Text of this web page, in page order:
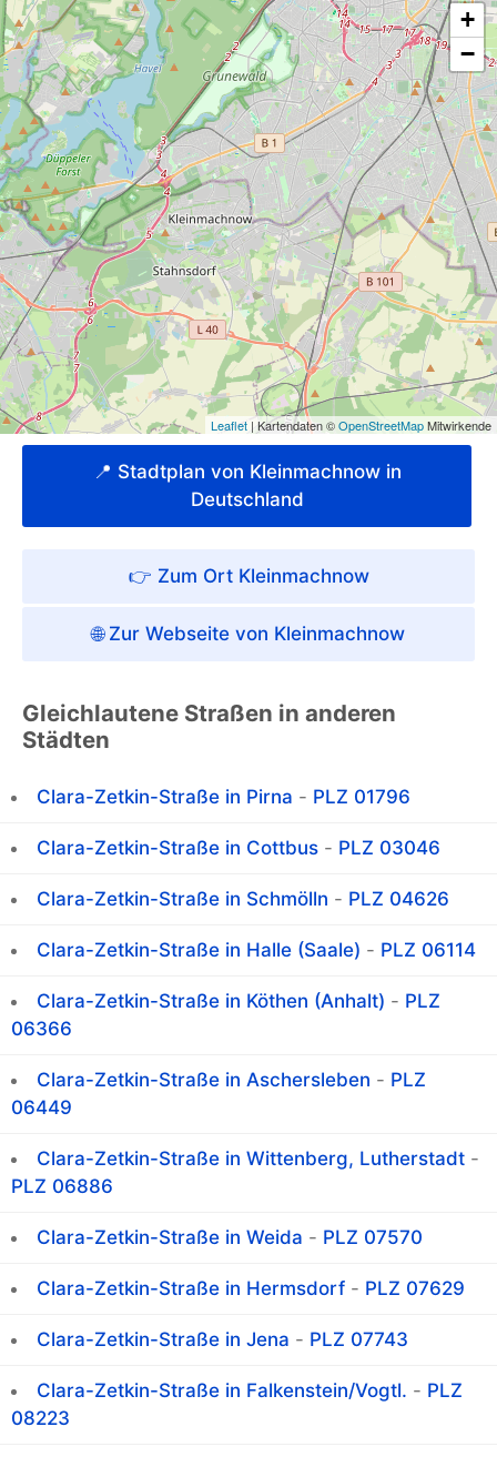
📍 Stadtplan von Kleinmachnow in
Deutschland
👉 Zum Ort Kleinmachnow
🌐 Zur Webseite von Kleinmachnow
Gleichlautene Straßen in anderen
Städten
Clara-Zetkin-Straße in Pirna - PLZ 01796
Clara-Zetkin-Straße in Cottbus - PLZ 03046
Clara-Zetkin-Straße in Schmölln - PLZ 04626
Clara-Zetkin-Straße in Halle (Saale) - PLZ 06114
Clara-Zetkin-Straße in Köthen (Anhalt) - PLZ
06366
Clara-Zetkin-Straße in Aschersleben - PLZ
06449
Clara-Zetkin-Straße in Wittenberg, Lutherstadt -
PLZ 06886
Clara-Zetkin-Straße in Weida - PLZ 07570
Clara-Zetkin-Straße in Hermsdorf - PLZ 07629
Clara-Zetkin-Straße in Jena - PLZ 07743
Clara-Zetkin-Straße in Falkenstein/Vogtl. - PLZ
08223